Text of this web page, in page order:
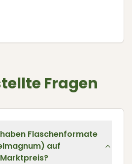
Fragen
Flaschenformate
auf